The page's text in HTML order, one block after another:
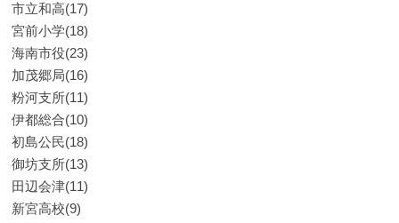
市立和高(17)
宮前小学(18)
海南市役(23)
加茂郷局(16)
粉河支所(11)
伊都総合(10)
初島公民(18)
御坊支所(13)
田辺会津(11)
新宮高校(9)